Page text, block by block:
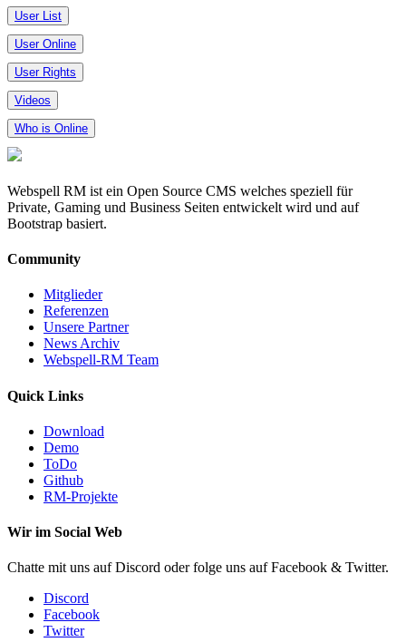
User List
User Online
User Rights
Videos
Who is Online
Webspell RM ist ein Open Source CMS welches speziell für
Private, Gaming und Business Seiten entwickelt wird und auf
Bootstrap basiert.
Community
Mitglieder
Referenzen
Unsere Partner
News Archiv
Webspell-RM Team
Quick Links
Download
Demo
ToDo
Github
RM-Projekte
Wir im Social Web
Chatte mit uns auf Discord oder folge uns auf Facebook & Twitter.
Discord
Facebook
Twitter